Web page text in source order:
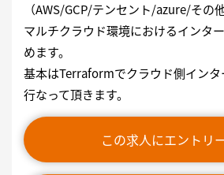
（AWS/GCP/テンセント/azure/その
マルチクラウド環境におけるインタ
めます。
基本はTerraformでクラウド側インタ
行なって頂きます。
この求人にエントリ